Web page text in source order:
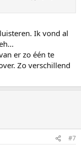
Ik vond al
er zo één te
Zo verschillend
#7